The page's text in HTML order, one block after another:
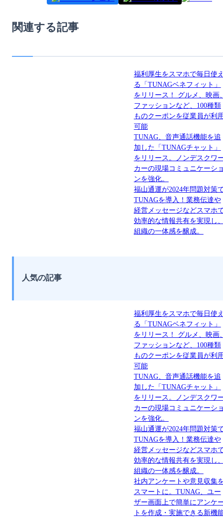
関連する記事
福利厚生をスマホで毎日使
る「TUNAGベネフィット」
をリリース！ グルメ、映画
ファッションなど、100種類
ものクーポンを従業員が利
可能
TUNAG、音声通話機能を追
加した「TUNAGチャット」
をリリース。ノンデスクワ
カーの現場コミュニケーシ
ンを強化。
福山通運が2024年問題対策
TUNAGを導入！業務伝達や
経営メッセージなどスマホ
効率的な情報共有を実現し
組織の一体感を醸成。
人気の記事
福利厚生をスマホで毎日使
る「TUNAGベネフィット」
をリリース！ グルメ、映画
ファッションなど、100種類
ものクーポンを従業員が利
可能
TUNAG、音声通話機能を追
加した「TUNAGチャット」
をリリース。ノンデスクワ
カーの現場コミュニケーシ
ンを強化。
福山通運が2024年問題対策
TUNAGを導入！業務伝達や
経営メッセージなどスマホ
効率的な情報共有を実現し
組織の一体感を醸成。
社内アンケートや意見収集
スマートに。TUNAG、ユー
ザー画面上で簡単にアンケ
トを作成・実施できる新機